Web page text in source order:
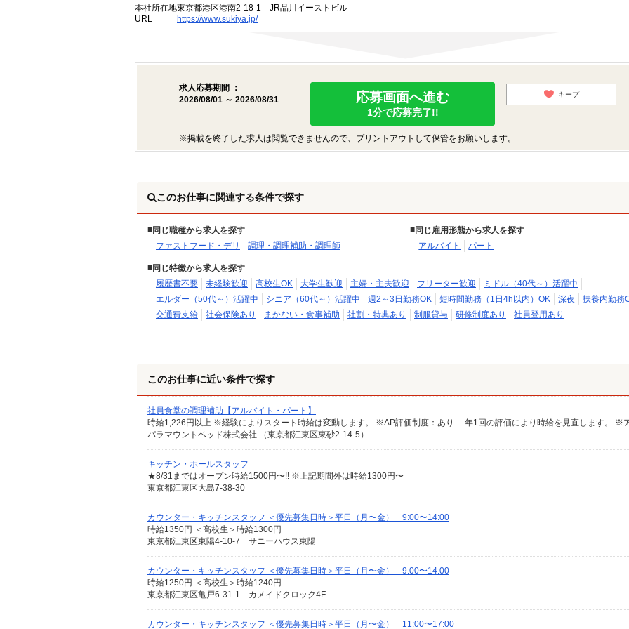
本社所在地東京都港区港南2-18-1 JR品川イーストビル
URL
https://www.sukiya.jp/
求人応募期間 ：
2026/08/01 ～ 2026/08/31
応募画面へ進む
1分で応募完了!!
キープ
※掲載を終了した求人は閲覧できませんので、プリントアウトして保管をお願いします。
このお仕事に関連する条件で探す
同じ職種から求人を探す
ファストフード・デリ
調理・調理補助・調理師
同じ雇用形態から求人を探す
アルバイト
パート
同じ特徴から求人を探す
履歴書不要
未経験歓迎 高校生OK 大学生歓迎 主婦・主夫歓迎 フリーター歓迎
ミドル（40代～）活躍中
エルダー（50代～）活躍中
シニア（60代～）活躍中 週2～3日勤務OK 短時間勤務（1日4h以内）OK 深夜
扶養内勤務
交通費支給
社会保険あり まかない・食事補助 社割・特典あり 制服貸与 研修制度あり 社員登用あり
このお仕事に近い条件で探す
社員食堂の調理補助【アルバイト・パート】
パラマウントベッド株式会社 （東京都江東区東砂2-14-5）
キッチン・ホールスタッフ
★8/31まではオープン時給1500円〜!! ※上記期間外は時給1300円〜
東京都江東区大島7-38-30
カウンター・キッチンスタッフ ＜優先募集日時＞平日（月〜金） 9:00〜14:00
時給1350円 ＜高校生＞時給1300円
東京都江東区東陽4-10-7 サニーハウス東陽
カウンター・キッチンスタッフ ＜優先募集日時＞平日（月〜金） 9:00〜14:00
時給1250円 ＜高校生＞時給1240円
東京都江東区亀戸6-31-1 カメイドクロック4F
カウンター・キッチンスタッフ ＜優先募集日時＞平日（月〜金） 11:00〜17:00